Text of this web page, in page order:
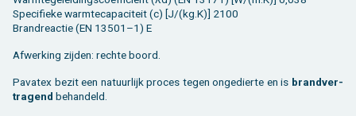
Spe­ci­fie­ke warm­te­ca­pa­ci­teit (c) [J/(kg.K)] 2100
Brand­re­ac­tie (EN 13501–1) E
Af­wer­king zij­den: rech­te boord.
Pa­va­tex bezit een na­tuur­lijk pro­ces tegen on­ge­dier­te en is brand­ver­
tra­gend be­han­deld.